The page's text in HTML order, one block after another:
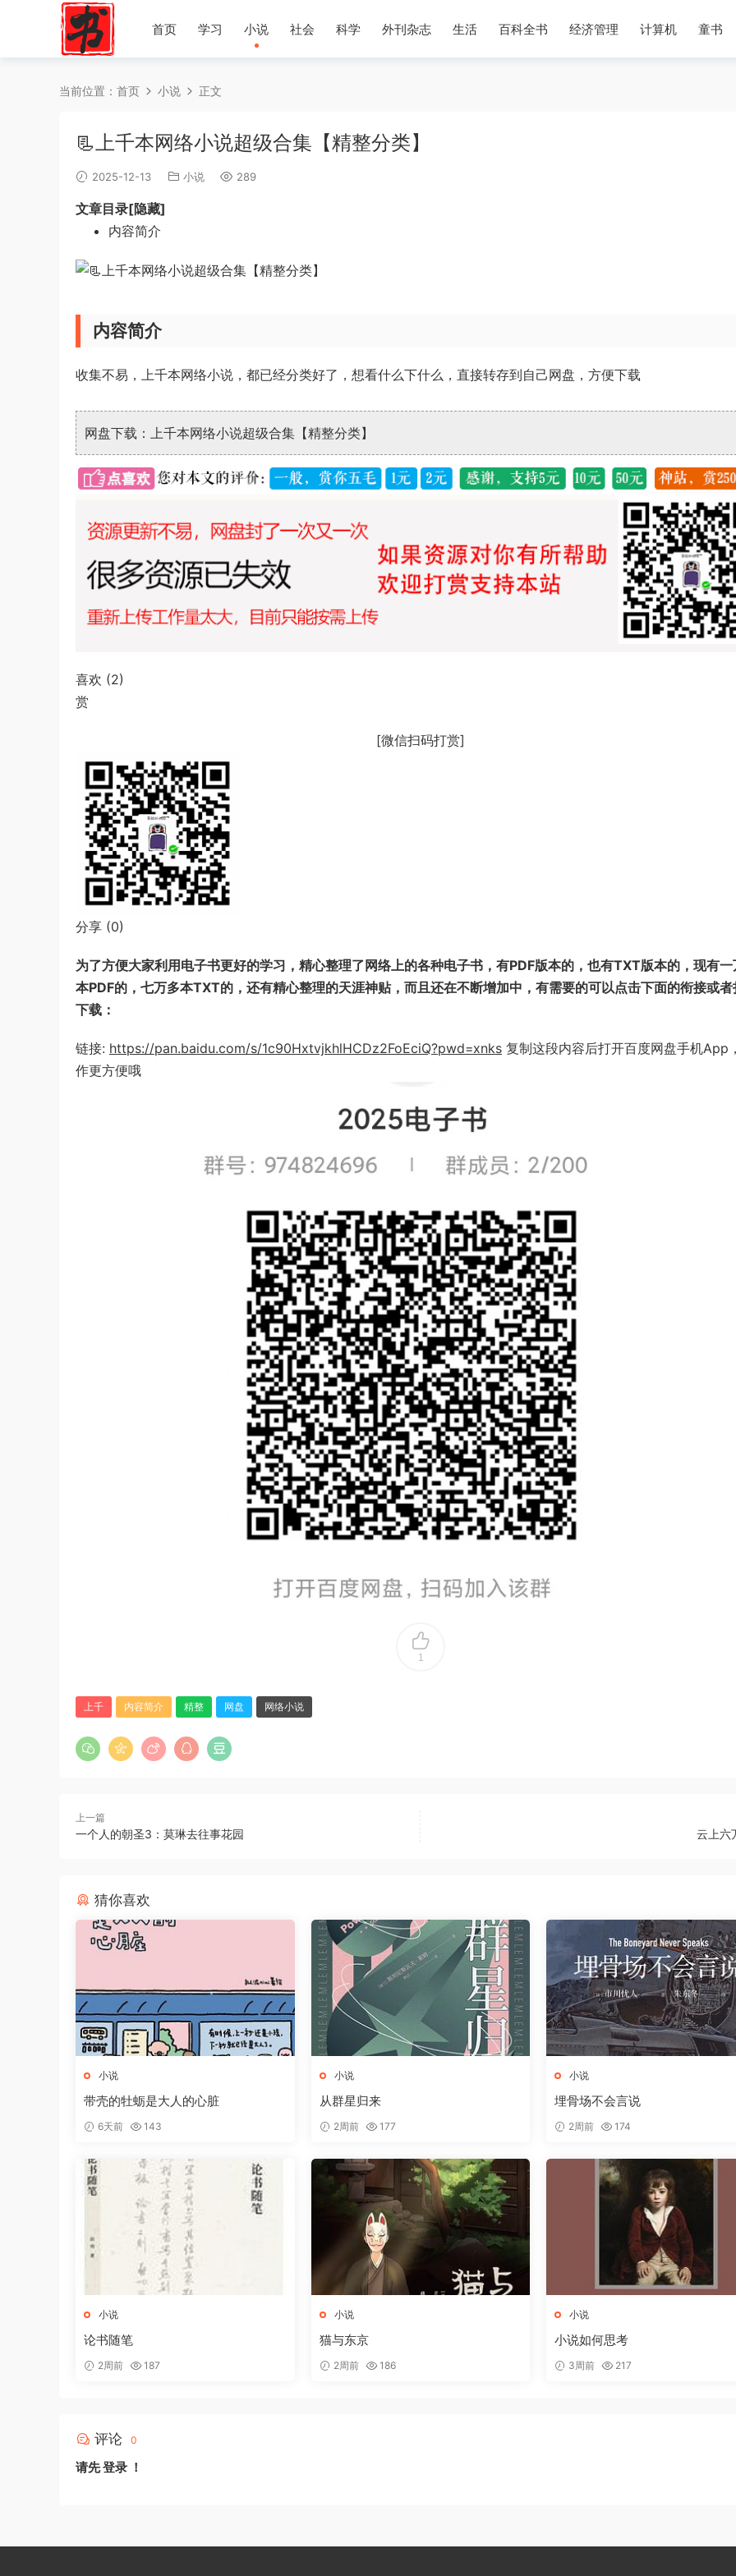
首页 学习 小说 社会 科学 外刊杂志 生活 百科全书 经济管理 计算机 童书
当前位置： 首页 小说 正文
📃上千本网络小说超级合集【精整分类】
2025-12-13 小说 289
文章目录[隐藏]
内容简介
内容简介
收集不易，上千本网络小说，都已经分类好了，想看什么下什么，直接转存到自己网盘，方便下载
网盘下载：上千本网络小说超级合集【精整分类】
喜欢 (2)
赏
[微信扫码打赏]
分享 (0)
为了方便大家利用电子书更好的学习，精心整理了网络上的各种电子书，有PDF版本的，也有TXT版本的，现有一
本PDF的，七万多本TXT的，还有精心整理的天涯神贴，而且还在不断增加中，有需要的可以点击下面的衔接或者
下载：
链接: https://pan.baidu.com/s/1c90HxtvjkhlHCDz2FoEciQ?pwd=xnks 复制这段内容后打开百度网盘手机App
作更方便哦
1
上千 内容简介 精整 网盘 网络小说
上一篇
一个人的朝圣3：莫琳去往事花园 云上六
猜你喜欢
小说
带壳的牡蛎是大人的心脏
6天前 143
小说
从群星归来
2周前 177
小说
埋骨场不会言说
2周前 174
小说
论书随笔
2周前 187
小说
猫与东京
2周前 186
小说
小说如何思考
3周前 217
评论 0
请先登录 ！